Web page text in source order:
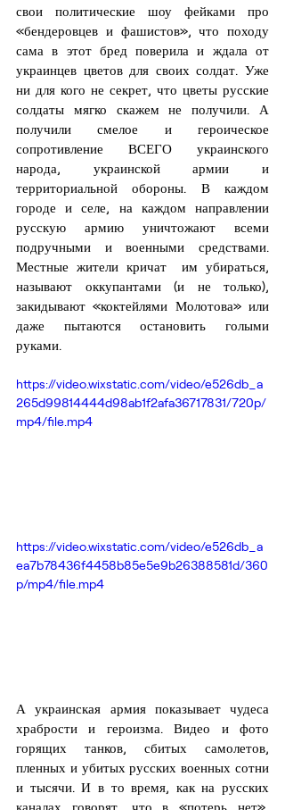
свои политические шоу фейками про
«бендеровцев и фашистов», что походу
сама в этот бред поверила и ждала от
украинцев цветов для своих солдат. Уже
ни для кого не секрет, что цветы русские
солдаты мягко скажем не получили. А
получили смелое и героическое
сопротивление ВСЕГО украинского
народа, украинской армии и
территориальной обороны. В каждом
городе и селе, на каждом направлении
русскую армию уничтожают всеми
подручными и военными средствами.
Местные жители кричат  им убираться,
называют оккупантами (и не только),
закидывают «коктейлями Молотова» или
даже пытаются остановить голыми
руками.
https://video.wixstatic.com/video/e526db_a
265d99814444d98ab1f2afa36717831/720p/
mp4/file.mp4
https://video.wixstatic.com/video/e526db_a
ea7b78436f4458b85e5e9b26388581d/360
p/mp4/file.mp4
А украинская армия показывает чудеса
храбрости и героизма. Видео и фото
горящих танков, сбитых самолетов,
пленных и убитых русских военных сотни
и тысячи. И в то время, как на русских
каналах говорят, что в «потерь нет»,